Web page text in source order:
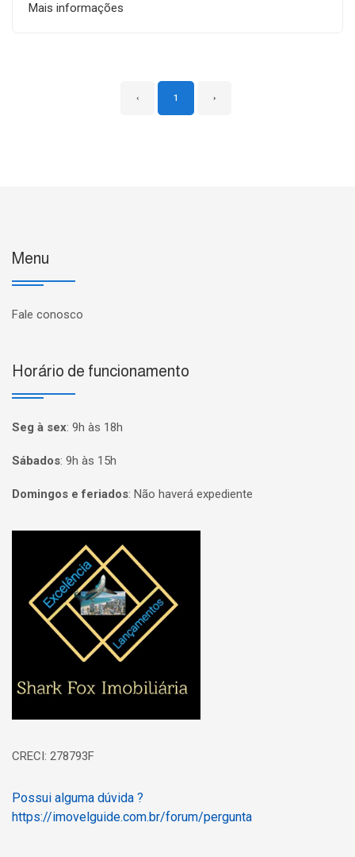
Mais informações
‹ 1 ›
Menu
Fale conosco
Horário de funcionamento
Seg à sex: 9h às 18h
Sábados: 9h às 15h
Domingos e feriados: Não haverá expediente
Página inicial
CRECI: 278793F
Possui alguma dúvida ?
https://imovelguide.com.br/forum/pergunta